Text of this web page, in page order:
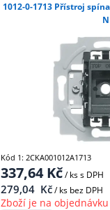
1012-0-1713 Přístroj spínače kartového se svorkou
N
337,64Kč/ kss DPH
279,04 Kč/ ks bez DPH
Zboží je na
Kód 1: 2CKA001012A1713